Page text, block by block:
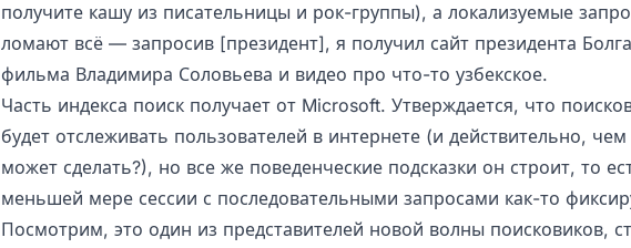
получите кашу из писательницы и рок-группы), а локализуемые
ломают всё — запросив [президент], я получил сайт президента
фильма Владимира Соловьева и видео про что-то узбекское.
Часть индекса поиск получает от Microsoft. Утверждается, что
будет отслеживать пользователей в интернете (и действительно, чем
может сделать?), но все же поведенческие подсказки он строит, то
меньшей мере сессии с последовательными запросами как-то
Посмотрим, это один из представителей новой волны поисковиков,